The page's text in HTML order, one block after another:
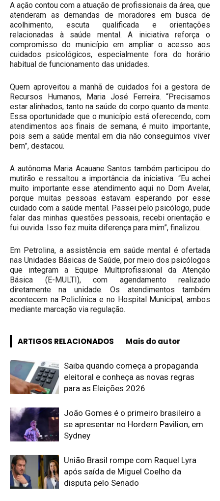
A ação contou com a atuação de profissionais da área, que
atenderam as demandas de moradores em busca de
acolhimento, escuta qualificada e orientações
relacionadas à saúde mental. A iniciativa reforça o
compromisso do município em ampliar o acesso aos
cuidados psicológicos, especialmente fora do horário
habitual de funcionamento das unidades.
Quem aproveitou a manhã de cuidados foi a gestora de
Recursos Humanos, Maria José Ferreira. “Precisamos
estar alinhados, tanto na saúde do corpo quanto da mente.
Essa oportunidade que o município está oferecendo, com
atendimentos aos finais de semana, é muito importante,
pois sem a saúde mental em dia não conseguimos viver
bem”, destacou.
A autônoma Maria Acauane Santos também participou do
mutirão e ressaltou a importância da iniciativa. “Eu achei
muito importante esse atendimento aqui no Dom Avelar,
porque muitas pessoas estavam esperando por esse
cuidado com a saúde mental. Passei pelo psicólogo, pude
falar das minhas questões pessoais, recebi orientação e
fui ouvida. Isso fez muita diferença para mim”, finalizou.
Em Petrolina, a assistência em saúde mental é ofertada
nas Unidades Básicas de Saúde, por meio dos psicólogos
que integram a Equipe Multiprofissional da Atenção
Básica (E-MULTI), com agendamento realizado
diretamente na unidade. Os atendimentos também
acontecem na Policlínica e no Hospital Municipal, ambos
mediante marcação via regulação.
ARTIGOS RELACIONADOS Mais do autor
Saiba quando começa a propaganda
eleitoral e conheça as novas regras
para as Eleições 2026
João Gomes é o primeiro brasileiro a
se apresentar no Hordern Pavilion, em
Sydney
União Brasil rompe com Raquel Lyra
após saída de Miguel Coelho da
disputa pelo Senado